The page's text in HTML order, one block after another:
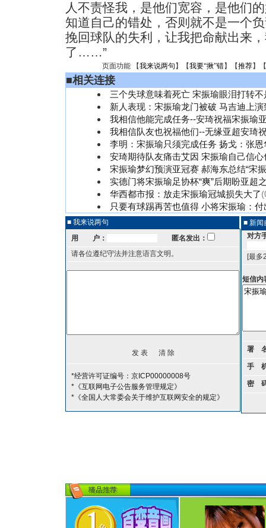
人不责怪我，是他们宽容，是他们
知道自己的错处，否则就不是一个
挽回球队的失利，让我把命献出来
了……”
页面功能 【我来说两句 】【我要“揪”错】【推荐】
■相关连接
三个失球意味着死亡 宋振瑜眼泪打转不
新人表现：宋振瑜龙门被破 马吉迪上
我相信他能完成任务--安琦祝福宋振瑜
我相信队友也祝福他们--无缘亚超安琦
李明：宋振瑜只须完成任务 扬戈：张
安琦期待队友痛击艾因 宋振瑜自己信
宋振瑜梦幻预演亚冠赛 郝海东总结“宋
实德门将宋振瑜足协杯“爽”后期盼亚超
华西都市报：放走宋振瑜冠城损失大了
只要有球踢再苦也值得 小将宋振瑜：
■ 我来说两句
用 户：
匿名发出：
请各位遵纪守法并注意语言文明。
*经营许可证编号：京ICP00000008号
*《互联网电子公告服务管理规定》
*《全国人大常委会关于维护互联网安全的规定》
■ 新闻
对方
[最多
短信内
署
手
密